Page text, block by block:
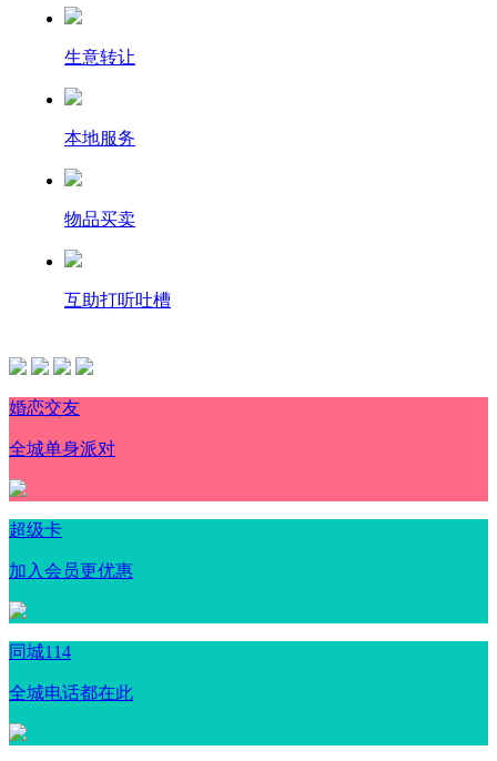
生意转让
本地服务
物品买卖
互助打听吐槽
婚恋交友
全城单身派对
超级卡
加入会员更优惠
同城114
全城电话都在此